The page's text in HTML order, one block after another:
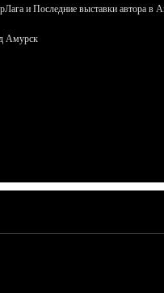
и Последние выставки автора в
Амурск